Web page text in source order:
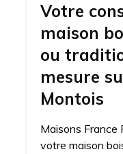
Votre
maison
ou
mesure
Montois
Maisons
votre maison